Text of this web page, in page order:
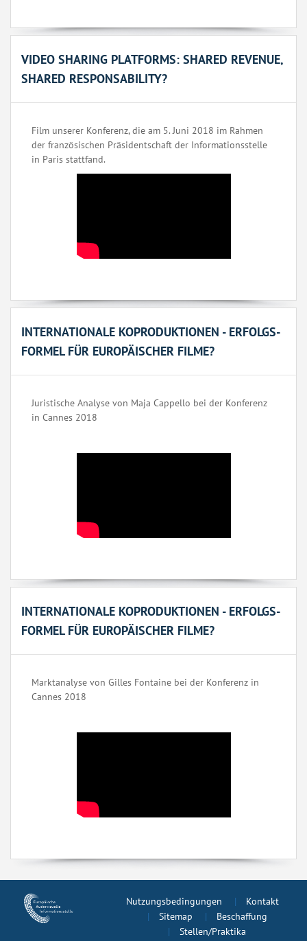
VIDEO SHARING PLATFORMS: SHARED REVENUE,
SHARED RESPONSABILITY?
Film unserer Konferenz, die am 5. Juni 2018 im Rahmen
der französischen Präsidentschaft der Informationsstelle
in Paris stattfand.
INTERNATIONALE KOPRODUKTIONEN - ERFOLGS-
FORMEL FÜR EUROPÄISCHER FILME?
Juristische Analyse von Maja Cappello bei der Konferenz
in Cannes 2018
INTERNATIONALE KOPRODUKTIONEN - ERFOLGS-
FORMEL FÜR EUROPÄISCHER FILME?
Marktanalyse von Gilles Fontaine bei der Konferenz in
Cannes 2018
Nutzungsbedingungen
Kontakt
Sitemap
Beschaffung
Stellen/Praktika